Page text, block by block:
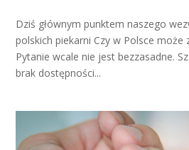
Dziś głównym punktem naszego
polskich piekarni Czy w Polsce może
Pytanie wcale nie jest bezzasadne.
brak dostępności...